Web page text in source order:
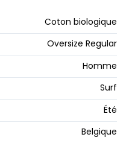
Coton biologique
Oversize Regular
Homme
Surf
Été
Belgique